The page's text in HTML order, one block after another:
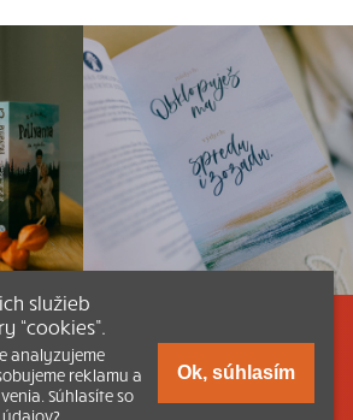
Dokumenty a články
Tlačená verzia Katechizmu
služieb
“cookies”.
analyzujeme
reklamu a
Súhlasíte so
Ok, súhlasím